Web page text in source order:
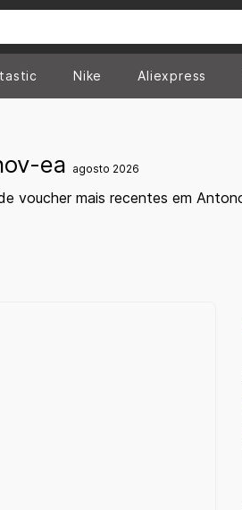
Nike Aliexpress
ea agosto 2026
voucher mais recentes em